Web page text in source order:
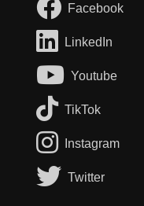
Facebook
LinkedIn
Youtube
TikTok
Instagram
Twitter